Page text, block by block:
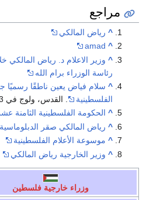
مراجع
^ رياض المالكي
^
amad
^ وزير الاعلام د. رياض
رئاسة الوزراء برام الله
^ سلام فياض يعين ناطقًا رسميًا
الفلسطينية
. القدس، ولوج في 23-8-2010.
^ الحكومة الفلسطينية الثامنة
^ رياض المالكي صقر
^ موسوعة الأعلام الفلسطينية
^ وزير الخارجية رياض المالكي
وزراء خارجية فلسطين